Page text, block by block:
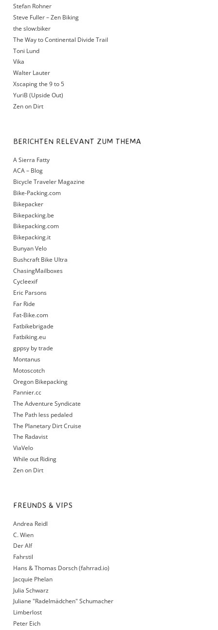
Stefan Rohner
Steve Fuller – Zen Biking
the slow:biker
The Way to Continental Divide Trail
Toni Lund
Vika
Walter Lauter
Xscaping the 9 to 5
YuriB (Upside Out)
Zen on Dirt
BERICHTEN RELEVANT ZUM THEMA
A Sierra Fatty
ACA – Blog
Bicycle Traveler Magazine
Bike-Packing.com
Bikepacker
Bikepacking.be
Bikepacking.com
Bikepacking.it
Bunyan Velo
Bushcraft Bike Ultra
ChasingMailboxes
Cycleexif
Eric Parsons
Far Ride
Fat-Bike.com
Fatbikebrigade
Fatbiking.eu
gppsy by trade
Montanus
Motoscotch
Oregon Bikepacking
Pannier.cc
The Adventure Syndicate
The Path less pedaled
The Planetary Dirt Cruise
The Radavist
ViaVelo
While out Riding
Zen on Dirt
FREUNDS & VIPS
Andrea Reidl
C. Wien
Der Alf
Fahrstil
Hans & Thomas Dorsch (fahrrad.io)
Jacquie Phelan
Julia Schwarz
Juliane "Radelmädchen" Schumacher
Limberlost
Peter Eich